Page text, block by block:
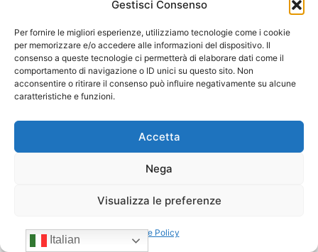
Gestisci Consenso
Per fornire le migliori esperienze, utilizziamo tecnologie come i cookie
per memorizzare e/o accedere alle informazioni del dispositivo. Il
consenso a queste tecnologie ci permetterà di elaborare dati come il
comportamento di navigazione o ID unici su questo sito. Non
acconsentire o ritirare il consenso può influire negativamente su alcune
caratteristiche e funzioni.
Accetta
Nega
Visualizza le preferenze
Cookie Policy
CONFIDA Servizi srl presenta il
nuovo Consiglio di Amministrazione
Italian